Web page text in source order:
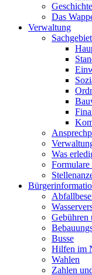
Geschichte
Das
Verwaltung
Was
Gebühren
Busse
Hilfen im
Wahlen
Zahlen